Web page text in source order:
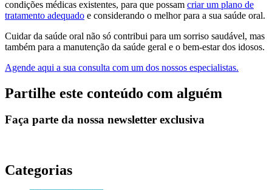
condições médicas existentes, para que possam criar um plano de
tratamento adequado e considerando o melhor para a sua saúde oral.
Cuidar da saúde oral não só contribui para um sorriso saudável, mas
também para a manutenção da saúde geral e o bem-estar dos idosos.
Agende aqui a sua consulta com um dos nossos especialistas.
Partilhe este conteúdo com alguém
Faça parte da nossa newsletter exclusiva
Categorias